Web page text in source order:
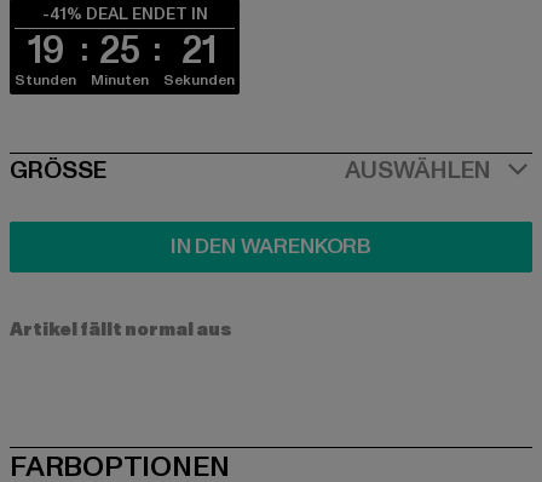
-41% DEAL ENDET IN
19
Stunden
25
Minuten
21
Sekunden
SIZE
GRÖSSE AUSWÄHLEN
IN DEN WARENKORB
Artikel fällt normal aus
FARBOPTIONEN